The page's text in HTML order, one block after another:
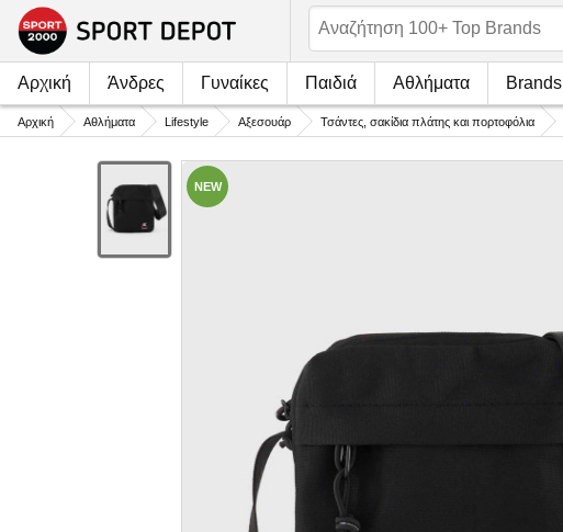
Αρχική Άνδρες Γυναίκες Παιδιά Αθλήματα Brands
Αρχική Αθλήματα Lifestyle Αξεσουάρ Τσάντες, σακίδια πλάτης και πορτοφόλια
NEW